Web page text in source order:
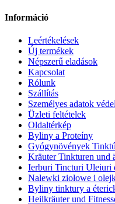
Információ
Leértékelések
Új termékek
Népszerű eladások
Kapcsolat
Rólunk
Szállítás
Személyes adatok
Üzleti feltételek
Oldaltérkép
Byliny a Proteíny
Gyógynövények
Kräuter Tinkturen und
Ierburi Tincturi Uleiuri
Nalewki ziołowe i
Byliny tinktury a
Heilkräuter und